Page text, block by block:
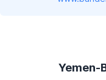
Yemen-